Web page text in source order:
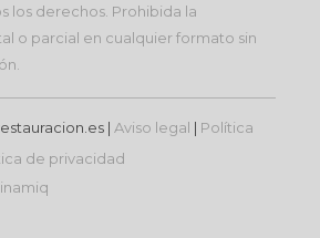
los derechos. Prohibida la
o parcial en cualquier formato sin
| Aviso legal | Política
de privacidad